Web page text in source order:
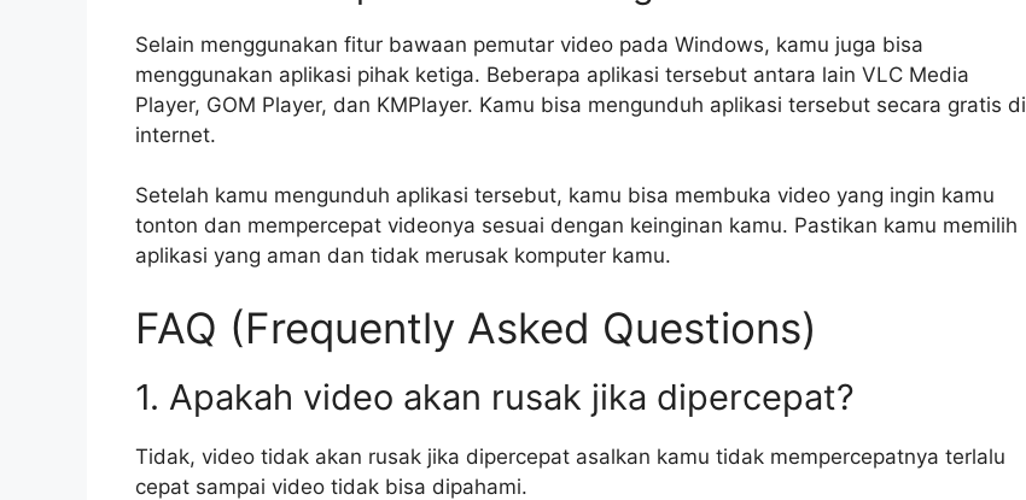
Selain menggunakan fitur bawaan pemutar video pada Windows, kamu juga bisa
menggunakan aplikasi pihak ketiga. Beberapa aplikasi tersebut antara lain VLC Media
Player, GOM Player, dan KMPlayer. Kamu bisa mengunduh aplikasi tersebut secara gratis di
internet.
Setelah kamu mengunduh aplikasi tersebut, kamu bisa membuka video yang ingin kamu
tonton dan mempercepat videonya sesuai dengan keinginan kamu. Pastikan kamu memilih
aplikasi yang aman dan tidak merusak komputer kamu.
FAQ (Frequently Asked Questions)
1. Apakah video akan rusak jika dipercepat?
Tidak, video tidak akan rusak jika dipercepat asalkan kamu tidak mempercepatnya terlalu
cepat sampai video tidak bisa dipahami.